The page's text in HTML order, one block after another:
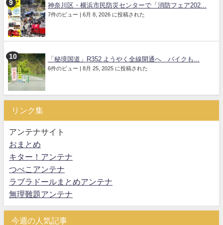
神奈川区・横浜市民防災センターで「消防フェア202...
7件のビュー | 6月 8, 2026 に投稿された
「秘境国道」R352 ようやく全線開通へ バイクも...
6件のビュー | 8月 25, 2025 に投稿された
リンク集
アンテナサイト
おまとめ
キター！アンテナ
つべこアンテナ
ラブラドールまとめアンテナ
無理難題アンテナ
今週の人気記事